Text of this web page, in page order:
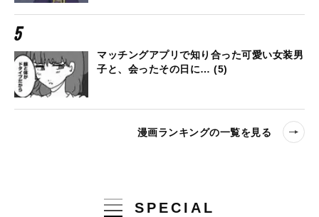
マッチングアプリで知り合った可愛い女装男
子と、会ったその日に… (5)
漫画ランキングの一覧を見る
SPECIAL